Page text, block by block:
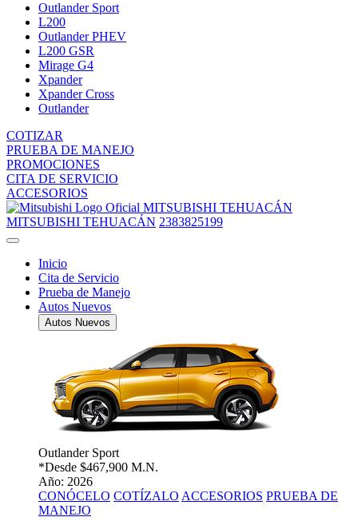
Outlander Sport
L200
Outlander PHEV
L200 GSR
Mirage G4
Xpander
Xpander Cross
Outlander
COTIZAR
PRUEBA DE MANEJO
PROMOCIONES
CITA DE SERVICIO
ACCESORIOS
MITSUBISHI TEHUACÁN
MITSUBISHI TEHUACÁN 2383825199
Inicio
Cita de Servicio
Prueba de Manejo
Autos Nuevos
Autos Nuevos
Outlander Sport
*Desde $467,900 M.N.
Año: 2026
CONÓCELO COTÍZALO ACCESORIOS PRUEBA DE
MANEJO